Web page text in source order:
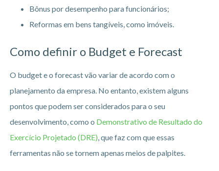
Bônus por desempenho para funcionários;
Reformas em bens tangíveis, como imóveis.
Como definir o Budget e Forecast
O budget e o forecast vão variar de acordo com o
planejamento da empresa. No entanto, existem alguns
pontos que podem ser considerados para o seu
desenvolvimento, como o Demonstrativo de Resultado do
Exercício Projetado (DRE), que faz com que essas
ferramentas não se tornem apenas meios de palpites.